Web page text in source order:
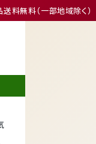
送料無料（一部地域除く）